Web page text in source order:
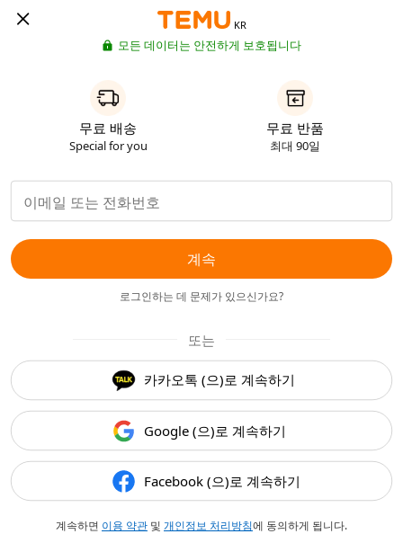
KR
모든 데이터는 안전하게 보호됩니다
무료 배송
Special for you
무료 반품
최대 90일
계속
로그인하는 데 문제가 있으신가요?
또는
카카오톡 (으)로 계속하기
Google (으)로 계속하기
Facebook (으)로 계속하기
계속하면 이용 약관 및 개인정보 처리방침에 동의하게 됩니다.